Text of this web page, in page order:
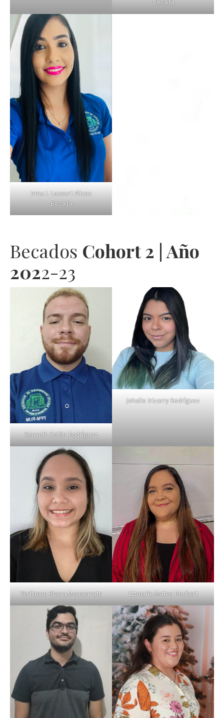
Becada
Irma I. Lacourt Alicea
Becada
Becados Cohort 2 | Año
2022-23
Kenneth Colón Rodríguez
Johalis Irizarry Rodríguez
Yerlianne Rivera Monserrate Lizmarie Mateo Roubert